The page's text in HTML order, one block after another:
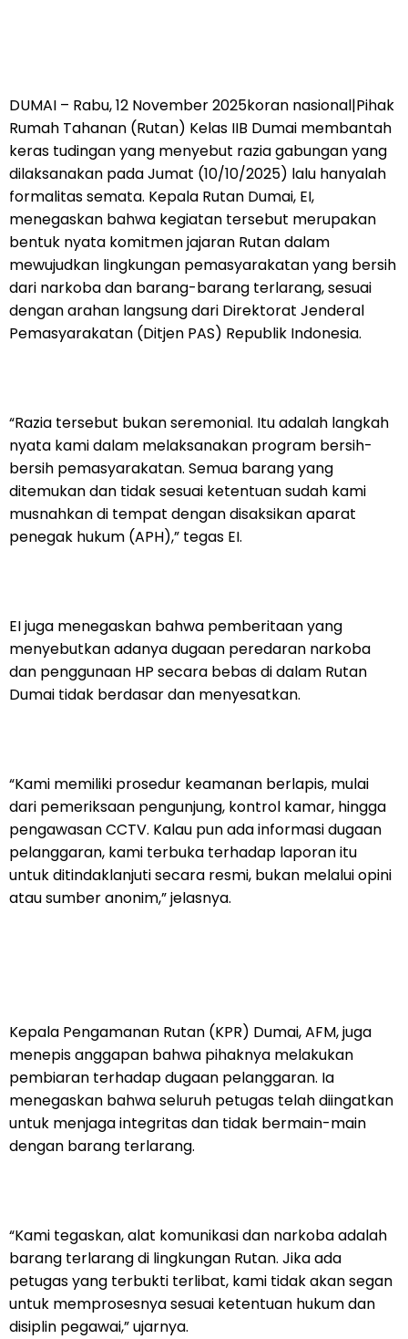
DUMAI – Rabu, 12 November 2025koran nasional|Pihak
Rumah Tahanan (Rutan) Kelas IIB Dumai membantah
keras tudingan yang menyebut razia gabungan yang
dilaksanakan pada Jumat (10/10/2025) lalu hanyalah
formalitas semata. Kepala Rutan Dumai, EI,
menegaskan bahwa kegiatan tersebut merupakan
bentuk nyata komitmen jajaran Rutan dalam
mewujudkan lingkungan pemasyarakatan yang bersih
dari narkoba dan barang-barang terlarang, sesuai
dengan arahan langsung dari Direktorat Jenderal
Pemasyarakatan (Ditjen PAS) Republik Indonesia.
“Razia tersebut bukan seremonial. Itu adalah langkah
nyata kami dalam melaksanakan program bersih-
bersih pemasyarakatan. Semua barang yang
ditemukan dan tidak sesuai ketentuan sudah kami
musnahkan di tempat dengan disaksikan aparat
penegak hukum (APH),” tegas EI.
EI juga menegaskan bahwa pemberitaan yang
menyebutkan adanya dugaan peredaran narkoba
dan penggunaan HP secara bebas di dalam Rutan
Dumai tidak berdasar dan menyesatkan.
“Kami memiliki prosedur keamanan berlapis, mulai
dari pemeriksaan pengunjung, kontrol kamar, hingga
pengawasan CCTV. Kalau pun ada informasi dugaan
pelanggaran, kami terbuka terhadap laporan itu
untuk ditindaklanjuti secara resmi, bukan melalui opini
atau sumber anonim,” jelasnya.
Kepala Pengamanan Rutan (KPR) Dumai, AFM, juga
menepis anggapan bahwa pihaknya melakukan
pembiaran terhadap dugaan pelanggaran. Ia
menegaskan bahwa seluruh petugas telah diingatkan
untuk menjaga integritas dan tidak bermain-main
dengan barang terlarang.
“Kami tegaskan, alat komunikasi dan narkoba adalah
barang terlarang di lingkungan Rutan. Jika ada
petugas yang terbukti terlibat, kami tidak akan segan
untuk memprosesnya sesuai ketentuan hukum dan
disiplin pegawai,” ujarnya.